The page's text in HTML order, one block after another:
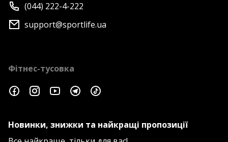
(044) 222-4-222
support@sportlife.ua
Фітнес-тусовка
Новинки, знижки та найкращі пропозиції